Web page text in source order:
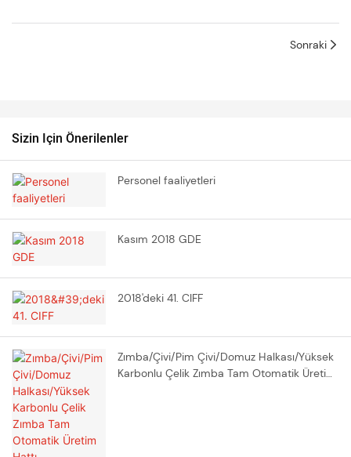
Sonraki
Sizin Için Önerilenler
Personel faaliyetleri
Kasım 2018 GDE
2018'deki 41. CIFF
Zımba/Çivi/Pim Çivi/Domuz Halkası/Yüksek
Karbonlu Çelik Zımba Tam Otomatik Üretim